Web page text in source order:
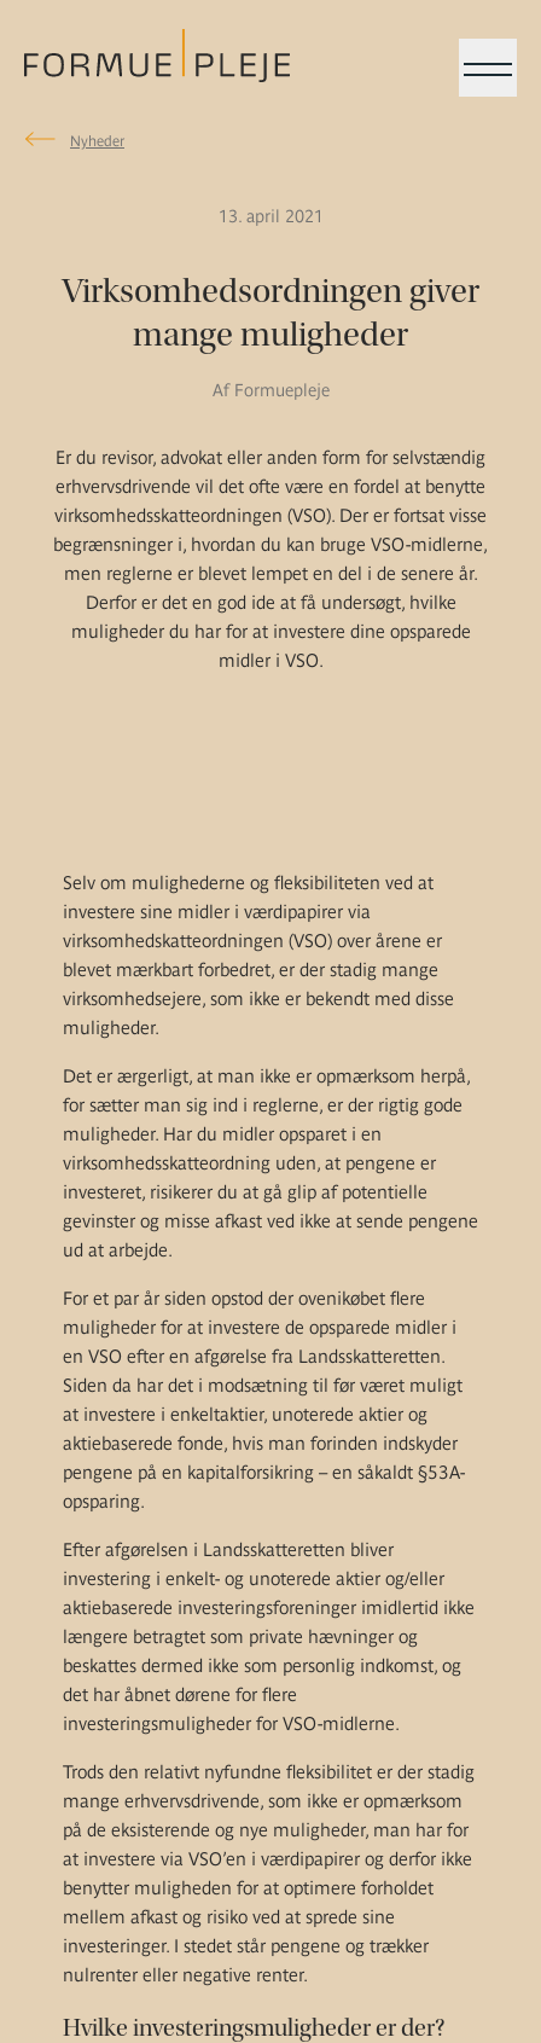
Menu
Nyheder
13. april 2021
Virksomhedsordningen giver
mange muligheder
Af Formuepleje
Er du revisor, advokat eller anden form for selvstændig
erhvervsdrivende vil det ofte være en fordel at benytte
virksomhedsskatteordningen (VSO). Der er fortsat visse
begrænsninger i, hvordan du kan bruge VSO-midlerne,
men reglerne er blevet lempet en del i de senere år.
Derfor er det en god ide at få undersøgt, hvilke
muligheder du har for at investere dine opsparede
midler i VSO.
Selv om mulighederne og fleksibiliteten ved at
investere sine midler i værdipapirer via
virksomhedskatteordningen (VSO) over årene er
blevet mærkbart forbedret, er der stadig mange
virksomhedsejere, som ikke er bekendt med disse
muligheder.
Det er ærgerligt, at man ikke er opmærksom herpå,
for sætter man sig ind i reglerne, er der rigtig gode
muligheder. Har du midler opsparet i en
virksomhedsskatteordning uden, at pengene er
investeret, risikerer du at gå glip af potentielle
gevinster og misse afkast ved ikke at sende pengene
ud at arbejde.
For et par år siden opstod der ovenikøbet flere
muligheder for at investere de opsparede midler i
en VSO efter en afgørelse fra Landsskatteretten.
Siden da har det i modsætning til før været muligt
at investere i enkeltaktier, unoterede aktier og
aktiebaserede fonde, hvis man forinden indskyder
pengene på en kapitalforsikring – en såkaldt §53A-
opsparing.
Efter afgørelsen i Landsskatteretten bliver
investering i enkelt- og unoterede aktier og/eller
aktiebaserede investeringsforeninger imidlertid ikke
længere betragtet som private hævninger og
beskattes dermed ikke som personlig indkomst, og
det har åbnet dørene for flere
investeringsmuligheder for VSO-midlerne.
Trods den relativt nyfundne fleksibilitet er der stadig
mange erhvervsdrivende, som ikke er opmærksom
på de eksisterende og nye muligheder, man har for
at investere via VSO’en i værdipapirer og derfor ikke
benytter muligheden for at optimere forholdet
mellem afkast og risiko ved at sprede sine
investeringer. I stedet står pengene og trækker
nulrenter eller negative renter.
Hvilke investeringsmuligheder er der?